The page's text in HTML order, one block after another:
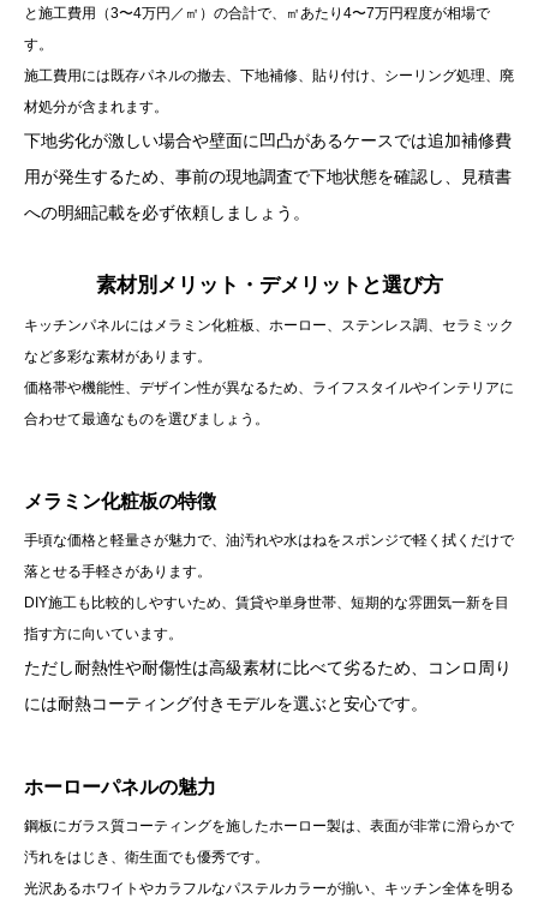
と施工費用（3〜4万円／㎡）の合計で、㎡あたり4〜7万円程度が相場で
す。
施工費用には既存パネルの撤去、下地補修、貼り付け、シーリング処理、廃
材処分が含まれます。
下地劣化が激しい場合や壁面に凹凸があるケースでは追加補修費
用が発生するため、事前の現地調査で下地状態を確認し、見積書
への明細記載を必ず依頼しましょう。
素材別メリット・デメリットと選び方
キッチンパネルにはメラミン化粧板、ホーロー、ステンレス調、セラミック
など多彩な素材があります。
価格帯や機能性、デザイン性が異なるため、ライフスタイルやインテリアに
合わせて最適なものを選びましょう。
メラミン化粧板の特徴
手頃な価格と軽量さが魅力で、油汚れや水はねをスポンジで軽く拭くだけで
落とせる手軽さがあります。
DIY施工も比較的しやすいため、賃貸や単身世帯、短期的な雰囲気一新を目
指す方に向いています。
ただし耐熱性や耐傷性は高級素材に比べて劣るため、コンロ周り
には耐熱コーティング付きモデルを選ぶと安心です。
ホーローパネルの魅力
鋼板にガラス質コーティングを施したホーロー製は、表面が非常に滑らかで
汚れをはじき、衛生面でも優秀です。
光沢あるホワイトやカラフルなパステルカラーが揃い、キッチン全体を明る